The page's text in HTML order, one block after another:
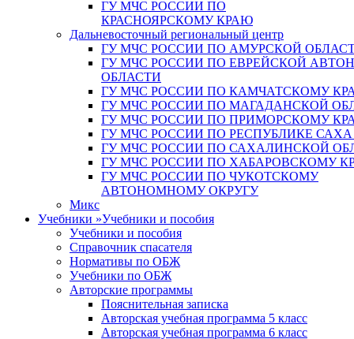
ГУ МЧС РОССИИ ПО
КРАСНОЯРСКОМУ КРАЮ
Дальневосточный региональный центр
ГУ МЧС РОССИИ ПО АМУРСКОЙ
ГУ МЧС РОССИИ ПО ЕВРЕЙСКОЙ
ОБЛАСТИ
ГУ МЧС РОССИИ ПО КАМЧАТСКОМУ
ГУ МЧС РОССИИ ПО МАГАДАНСКОЙ
ГУ МЧС РОССИИ ПО ПРИМОРСКОМУ
ГУ МЧС РОССИИ ПО РЕСПУБЛИКЕ
ГУ МЧС РОССИИ ПО САХАЛИНСКОЙ
ГУ МЧС РОССИИ ПО ХАБАРОВСКОМУ
ГУ МЧС РОССИИ ПО ЧУКОТСКОМУ
АВТОНОМНОМУ ОКРУГУ
Микс
Учебники »Учебники и пособия
Учебники и пособия
Справочник спасателя
Нормативы по ОБЖ
Учебники по ОБЖ
Авторские программы
Пояснительная записка
Авторская учебная программа 5 класс
Авторская учебная программа 6 класс